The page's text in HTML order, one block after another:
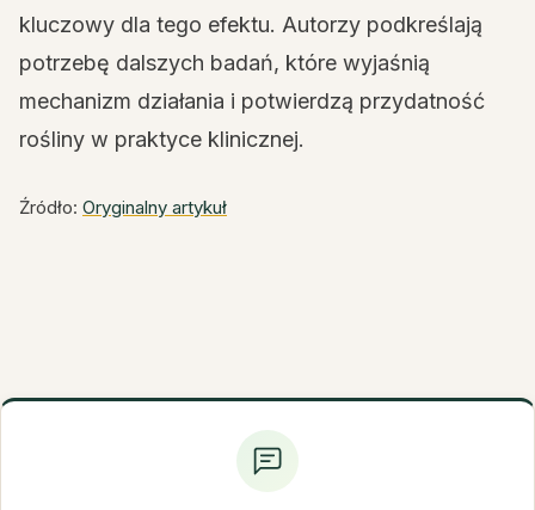
kluczowy dla tego efektu. Autorzy podkreślają
potrzebę dalszych badań, które wyjaśnią
mechanizm działania i potwierdzą przydatność
rośliny w praktyce klinicznej.
Źródło: Oryginalny artykuł